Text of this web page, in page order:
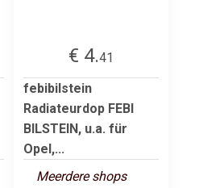
€ 4.41
febibilstein
Radiateurdop FEBI
BILSTEIN, u.a. für
Opel,...
Meerdere shops